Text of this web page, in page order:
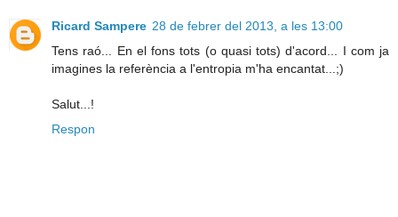
Ricard Sampere 28 de febrer del 2013, a les 13:00
Tens raó... En el fons tots (o quasi tots) d'acord... I com ja
imagines la referència a l'entropia m'ha encantat...;)
Salut...!
Respon